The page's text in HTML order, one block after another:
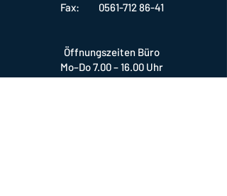
Fax: 0561-712 86-41
Öffnungszeiten Büro
Mo–Do 7.00 – 16.00 Uhr
Fr 7.00 – 14.00 Uhr